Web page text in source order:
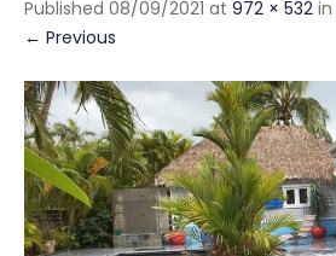
Published 08/09/2021 at 972 × 532 in
← Previous